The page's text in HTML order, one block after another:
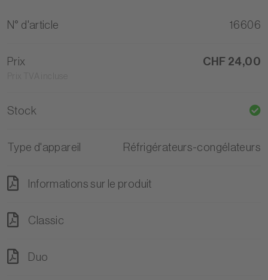
N° d'article 16606
Prix CHF 24,00
Stock
Type d'appareil Réfrigérateurs-congélateurs
Informations sur le produit
Classic
Duo